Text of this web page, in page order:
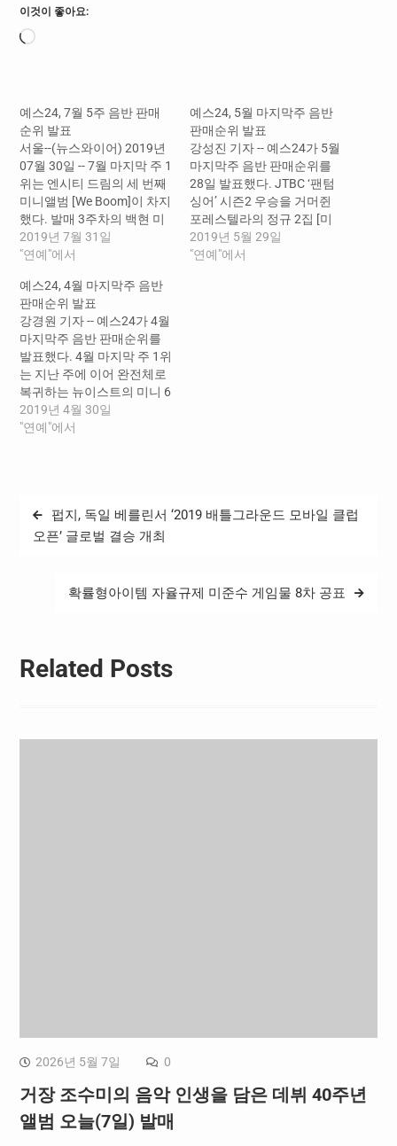
이것이 좋아요:
로
예스24, 7월 5주 음반 판매
순위 발표
서울--(뉴스와이어) 2019년
07월 30일 -- 7월 마지막 주 1
위는 엔시티 드림의 세 번째
미니앨범 [We Boom]이 차지
했다. 발매 3주차의 백현 미
니앨범 [City Lights]가 2위로
올라서면서 다시 순위권에
솔로 앨범 [color on me]는 3
위를 차지하며 꾸준한 강세
를 보이고 있다. EXO 세훈&
찬열의 미니앨범 [What a
life] 역시 꾸준한 인기를…
2019년 7월 31일
"연예"에서
예스24, 5월 마지막주 음반
판매순위 발표
강성진 기자 -- 예스24가 5월
마지막주 음반 판매순위를
28일 발표했다. JTBC ‘팬텀
싱어’ 시즌2 우승을 거머쥔
포레스텔라의 정규 2집 [미
스티크]가 5월 마지막 주 1위
를 차지했다. 지난 주에 이어
2019년 5월 29일
"연예"에서
예스24, 4월 마지막주 음반
판매순위 발표
강경원 기자 -- 예스24가 4월
마지막주 음반 판매순위를
발표했다. 4월 마지막 주 1위
는 지난 주에 이어 완전체로
복귀하는 뉴이스트의 미니 6
집 [Happily Ever After]가 차
지했다. 엔시티 127의 미니
로운 앨범 [Fancy You]가 4
위를 기록했다. 한편…
2019년 4월 30일
"연예"에서
글
탐
펍지, 독일 베를린서 ‘2019 배틀그라운드 모바일 클럽
오픈’ 글로벌 결승 개최
확률형아이템 자율규제 미준수 게임물 8차 공표
Related Posts
2026년 5월 7일 0
거장 조수미의 음악 인생을 담은 데뷔 40주년
앨범 오늘(7일) 발매